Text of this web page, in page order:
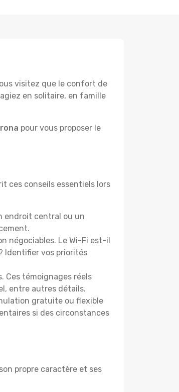
visitez que le confort de
en solitaire, en famille
pour vous proposer le
ces conseils essentiels lors
endroit central ou un
négociables. Le Wi-Fi est-il
Identifier vos priorités
Ces témoignages réels
entre autres détails.
gratuite ou flexible
si des circonstances
propre caractère et ses